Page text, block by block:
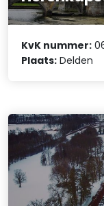
KvK nummer:
Plaats: Delden